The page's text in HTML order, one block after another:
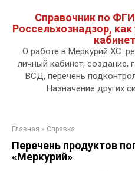
контенту.
Справочник по
Россельхознадзор,
кабинет
О работе в Меркурий ХС:
личный кабинет, создание,
ВСД, перечень
Назначение других
Главная » Справка
Перечень продуктов
«Меркурий»